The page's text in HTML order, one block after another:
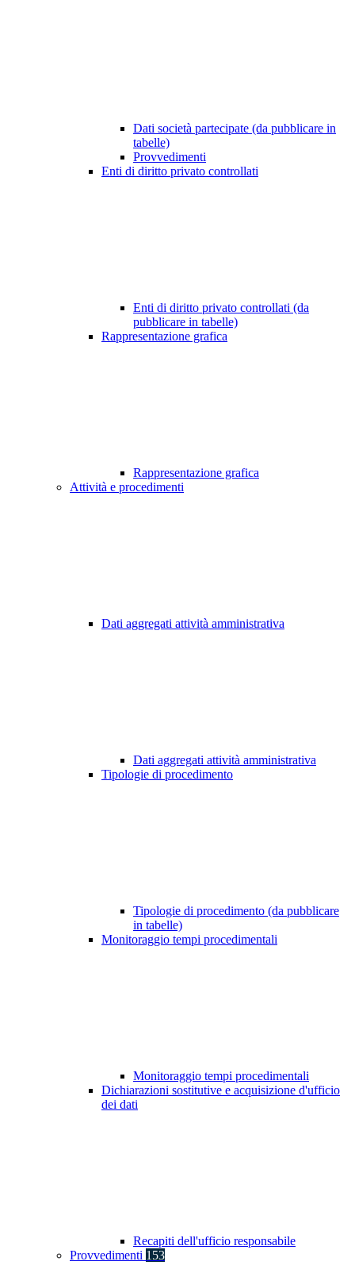
Dati società partecipate (da pubblicare in
tabelle)
Provvedimenti
Enti di diritto privato controllati
Enti di diritto privato controllati (da
pubblicare in tabelle)
Rappresentazione grafica
Rappresentazione grafica
Attività e procedimenti
Dati aggregati attività amministrativa
Dati aggregati attività amministrativa
Tipologie di procedimento
Tipologie di procedimento (da pubblicare
in tabelle)
Monitoraggio tempi procedimentali
Monitoraggio tempi procedimentali
Dichiarazioni sostitutive e acquisizione d'ufficio
dei dati
Recapiti dell'ufficio responsabile
Provvedimenti 153